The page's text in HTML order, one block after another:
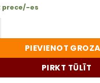
prece/-es
Instrumentu
PIEVIENOT
PIRKT TŪLĪT